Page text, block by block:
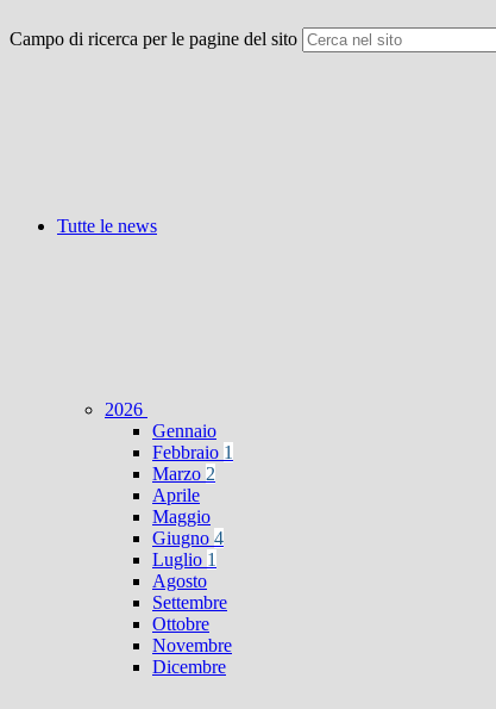
Campo di ricerca per le pagine del sito
Tutte le news
2026
Gennaio
Febbraio 1
Marzo 2
Aprile
Maggio
Giugno 4
Luglio 1
Agosto
Settembre
Ottobre
Novembre
Dicembre